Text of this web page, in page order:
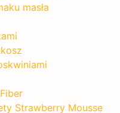
masła
Strawberry Mousse